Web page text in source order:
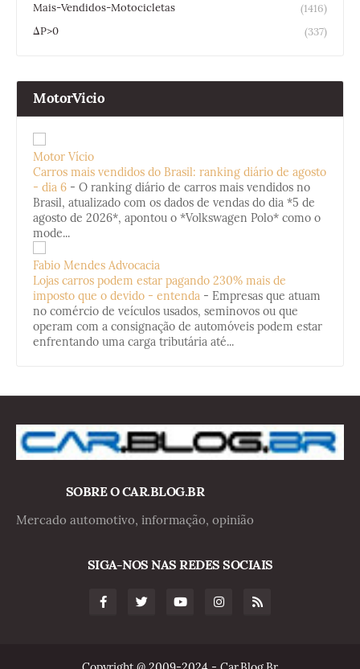
Mais-Vendidos-Motocicletas
(1416)
ΔP>0
(337)
MotorVicio
Motor Vício
Carros mais vendidos do Brasil: ranking diário de agosto
- dia 6 - O ranking diário de carros mais vendidos no
Brasil, atualizado com os dados de vendas do dia *5 de
agosto de 2026*, apontou o *Volkswagen Polo* como o
mode...
Fabio Mendes Advocacia
Lojas carros podem estar pagando 230% mais de
imposto que o devido - entenda - Empresas que atuam
no comércio de veículos usados, seminovos ou que
operam com a consignação de automóveis podem estar
enfrentando uma carga tributária até...
SOBRE O CAR.BLOG.BR
Mercado automotivo, informação, opinião
SIGA-NOS NAS REDES SOCIAIS